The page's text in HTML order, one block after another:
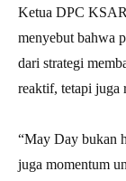
Ketua DPC
menyebut bahwa
dari strategi
reaktif, tetapi juga
“May Day bukan
juga momentum